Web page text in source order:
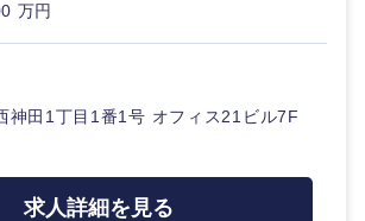
万円
神田1丁目1番1号 オフィス21ビル7F
求人詳細を見る